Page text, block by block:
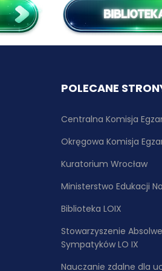
POLECANE
Centralna Komisja
Okręgowa Komisja
Kuratorium Wrocław
Ministerstwo Edukacji
Biblioteka LOIX
Stowarzyszenie
Sympatyków LO IX
Nauczanie zdalne dla